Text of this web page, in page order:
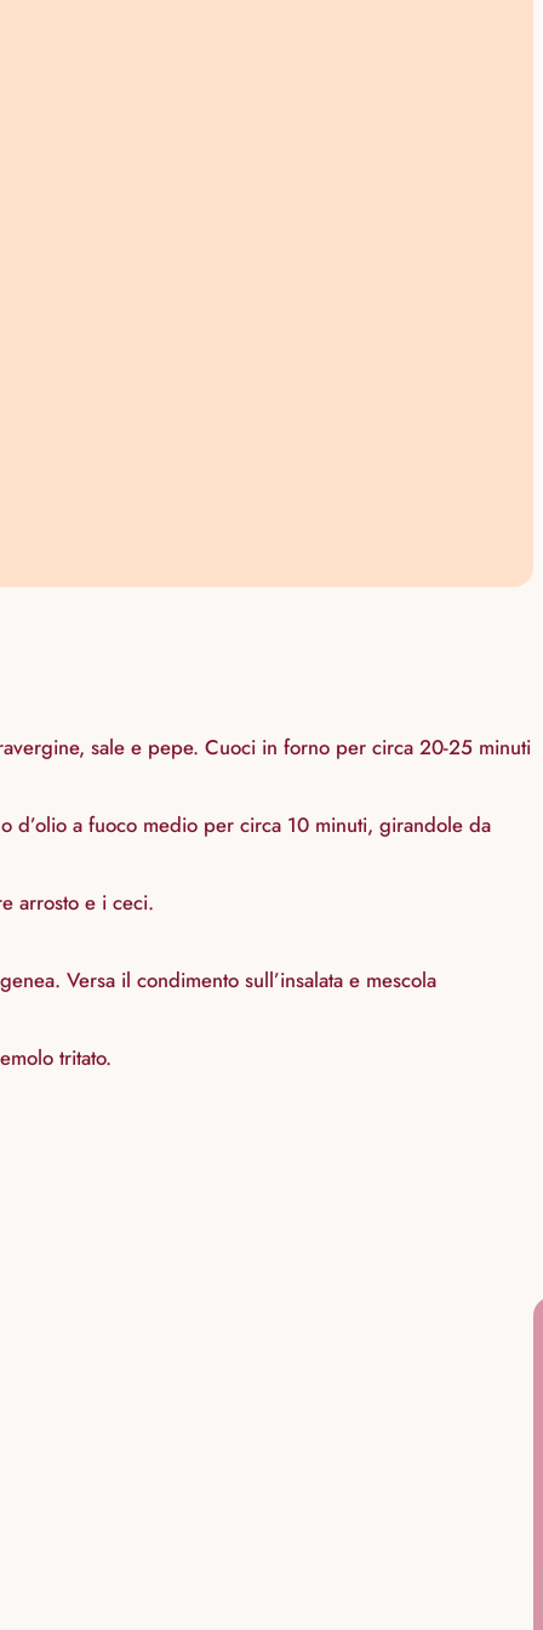
sale e pepe. Cuoci in forno per circa 20-25 minuti
a fuoco medio per circa 10 minuti, girandole da
arrosto e i ceci.
Versa il condimento sull’insalata e mescola
tritato.